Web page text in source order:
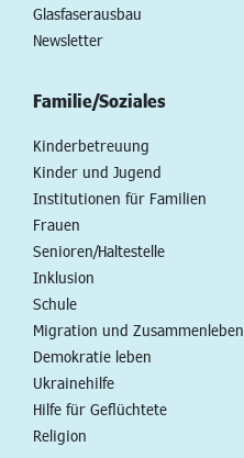
Glasfaserausbau
Newsletter
Familie/Soziales
Kinderbetreuung
Kinder und Jugend
Institutionen für Familien
Frauen
Senioren/Haltestelle
Inklusion
Schule
Migration und Zusammenleben
Demokratie leben
Ukrainehilfe
Hilfe für Geflüchtete
Religion